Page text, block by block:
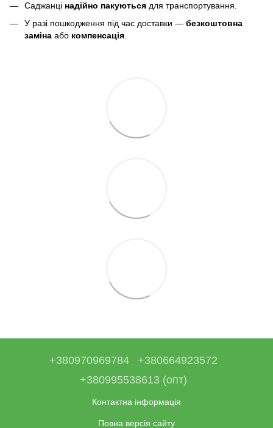
Саджанці надійно пакуються для транспортування.
У разі пошкодження під час доставки — безкоштовна
заміна або компенсація
+380970969784
+380664923572
+380995538613 (опт)
Контактна інформація
Повна версія сайту